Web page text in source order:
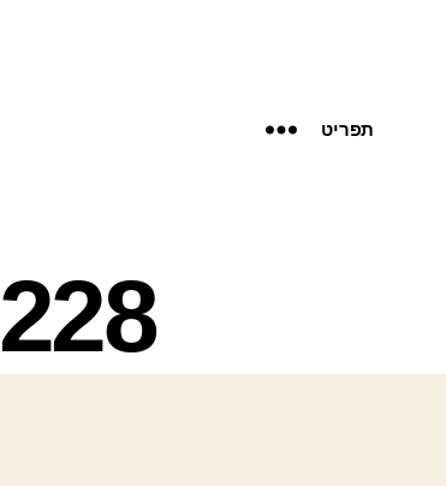
תפריט
228 טרמינל 4 – מרים פיין